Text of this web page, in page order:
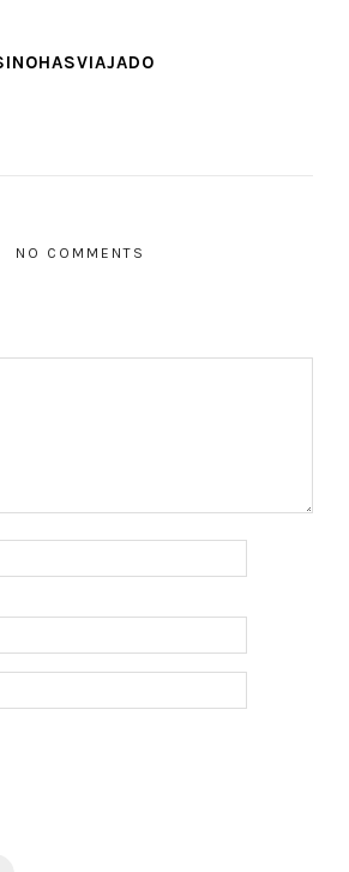
NO COMMENTS